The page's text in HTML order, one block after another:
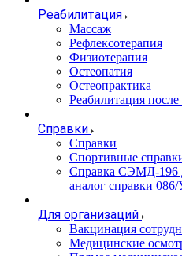
Реабилитация
Массаж
Рефлексотерапия
Физиотерапия
Остеопатия
Остеопрактика
Реабилитация
Справки
Справки
Спортивные
Справка СЭМД‑196
аналог справки
Для организаций
Вакцинация
Медицинские